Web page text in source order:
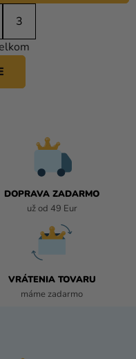
3
DOPRAVA ZADARMO
už od 49 Eur
VRÁTENIA TOVARU
máme zadarmo